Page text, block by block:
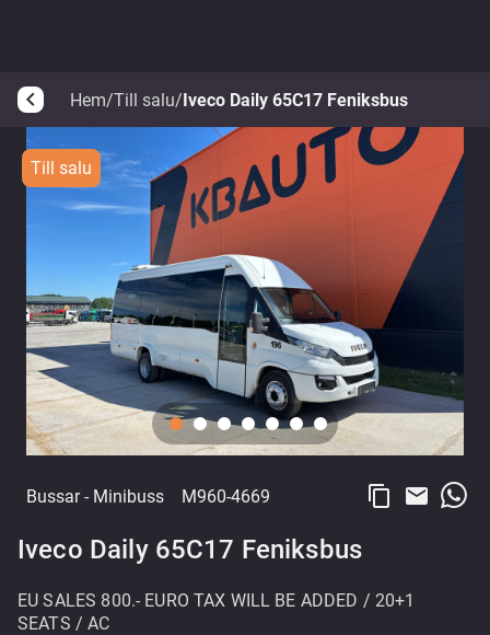
arrow_back_ios Hem/Till salu/Iveco Daily 65C17 Feniksbus
Till salu
Bussar- Minibuss M960-4669 content_copy email
Iveco Daily 65C17 Feniksbus
EU SALES 800.- EURO TAX WILL BE ADDED / 20+1
SEATS / AC